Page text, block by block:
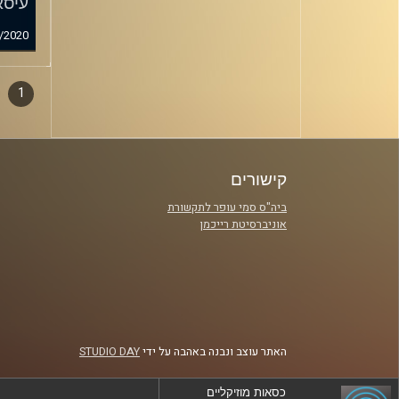
סגירה
1
קישורים
ביה"ס סמי עופר לתקשורת
אוניברסיטת רייכמן
האתר עוצב ונבנה באהבה על ידיSTUDIO DAY
כסאות מוזיקליים